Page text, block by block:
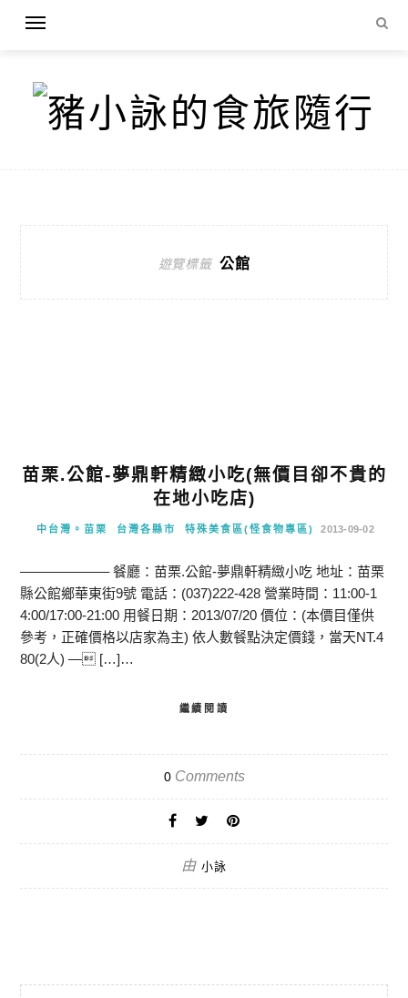
遊覽標籤 公館
苗栗.公館-夢鼎軒精緻小吃(無價目卻不貴的
在地小吃店)
中台灣。苗栗 台灣各縣市 特殊美食區(怪食物專區) 2013-09-02
——————– 餐廳：苗栗.公館-夢鼎軒精緻小吃 地址：苗栗
縣公館鄉華東街9號 電話：(037)222-428 營業時間：11:00-1
4:00/17:00-21:00 用餐日期：2013/07/20 價位：(本價目僅供
參考，正確價格以店家為主) 依人數餐點決定價錢，當天NT.4
80(2人) — […]…
繼續閱讀
0Comments
由 小詠